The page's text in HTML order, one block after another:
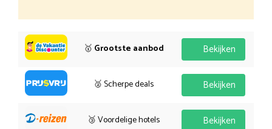
🥇 Grootste aanbod Bekijken
🥈 Scherpe deals Bekijken
🥉 Voordelige hotels Bekijken